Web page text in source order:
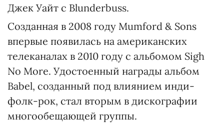
Джек Уайт с Blunderbuss.
Созданная в 2008 году Mumford & Sons
впервые появилась на американских
телеканалах в 2010 году с альбомом Sigh
No More. Удостоенный награды альбом
Babel, созданный под влиянием инди-
фолк-рок, стал вторым в дискографии
многообещающей группы.